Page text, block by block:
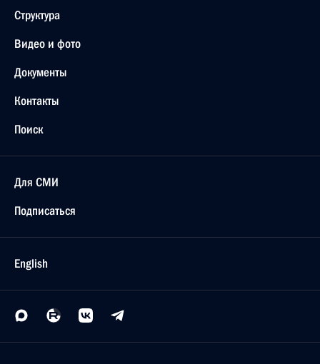
Структура
Видео и фото
Документы
Контакты
Поиск
Для СМИ
Подписаться
English